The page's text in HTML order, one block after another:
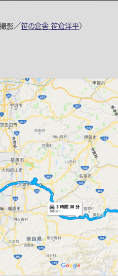
影／笹の倉舎 笹倉洋平）